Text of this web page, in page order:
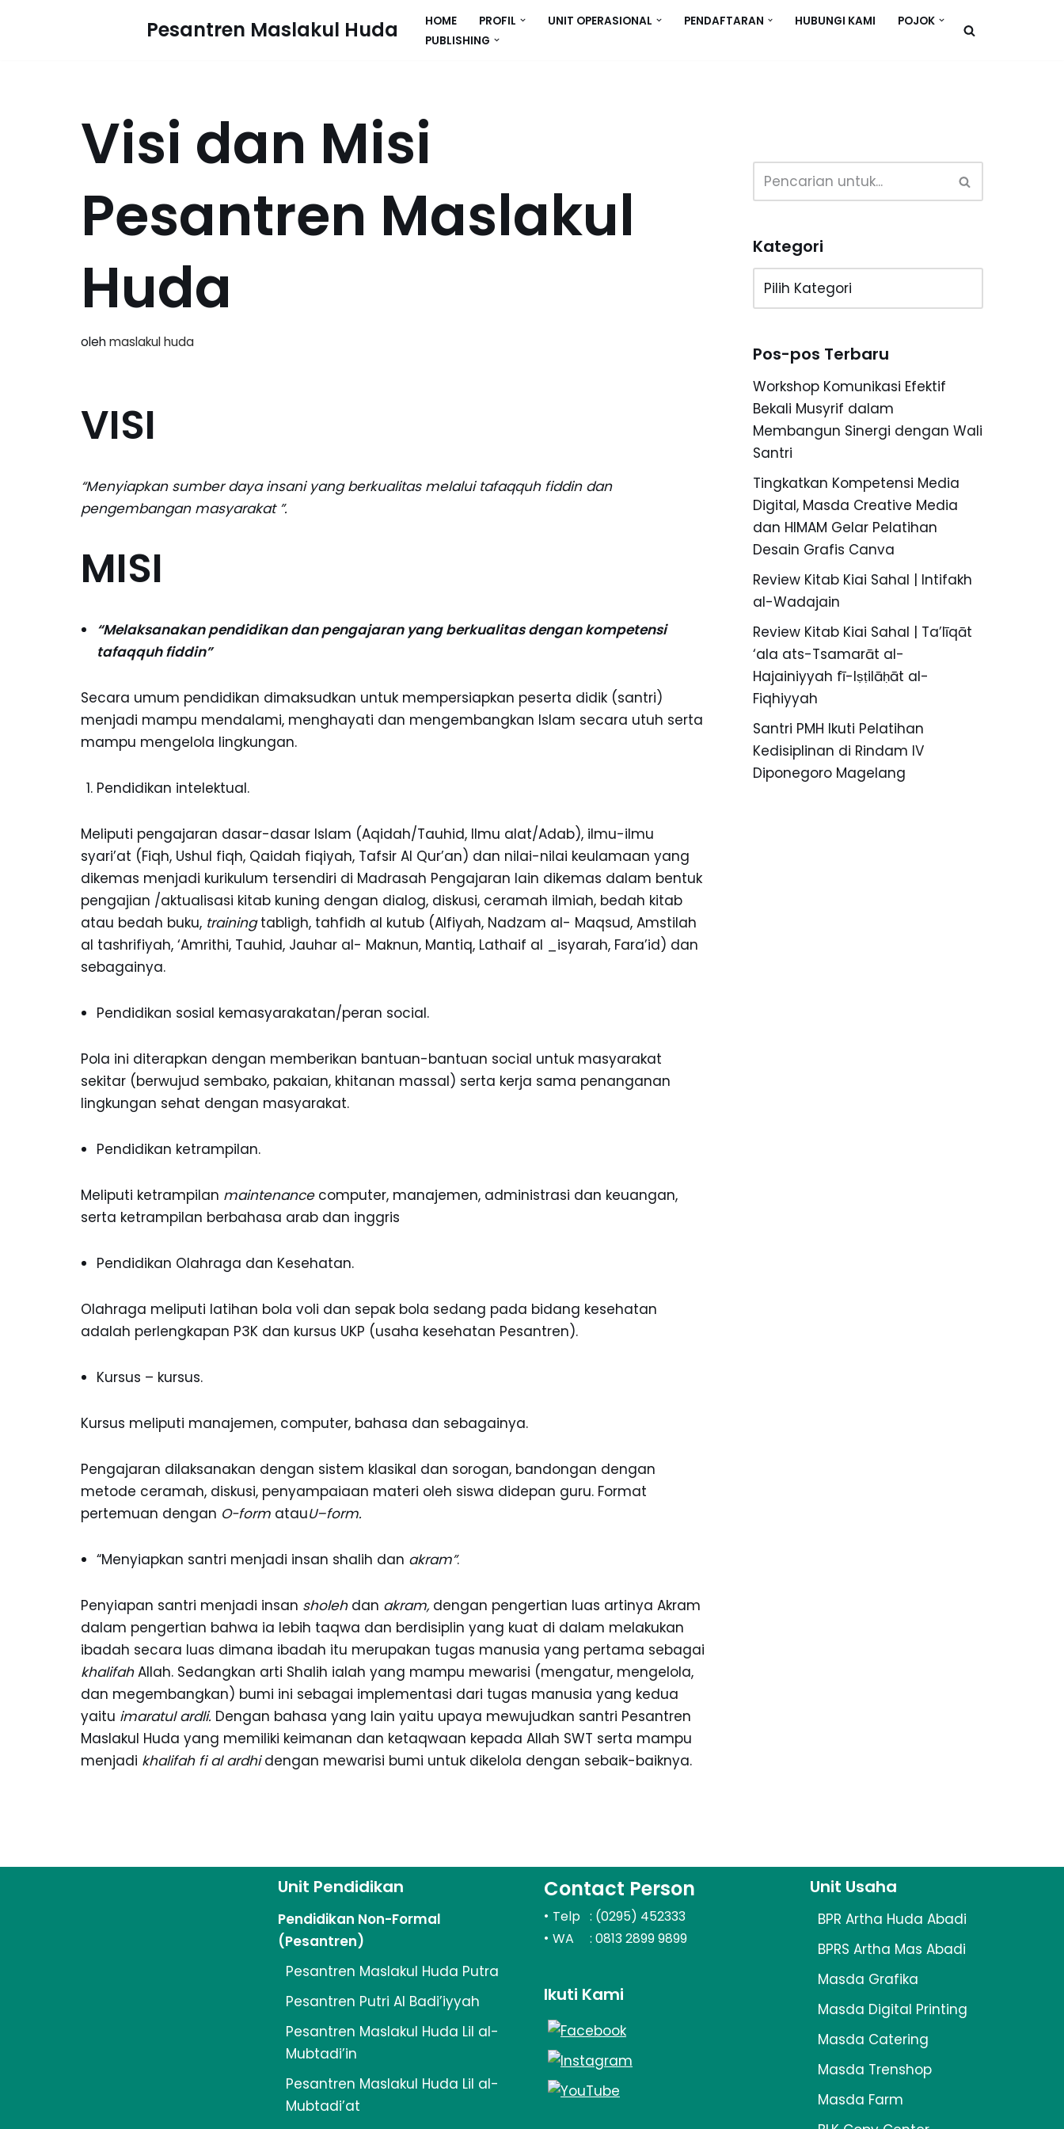
Pesantren Maslakul Huda HOME PROFIL UNIT OPERASIONAL PENDAFTARAN HUBUNGI KAMI
POJOK
PUBLISHING
Visi dan Misi
Pesantren Maslakul
Huda
olehmaslakul huda
VISI
“Menyiapkan sumber daya insani yang berkualitas melalui tafaqquh fiddin dan
pengembangan masyarakat ”.
MISI
“Melaksanakan pendidikan dan pengajaran yang berkualitas dengan kompetensi
tafaqquh fiddin”
Secara umum pendidikan dimaksudkan untuk mempersiapkan peserta didik (santri)
menjadi mampu mendalami, menghayati dan mengembangkan Islam secara utuh serta
mampu mengelola lingkungan.
Pendidikan intelektual.
Meliputi pengajaran dasar-dasar Islam (Aqidah/Tauhid, Ilmu alat/Adab), ilmu-ilmu
syari’at (Fiqh, Ushul fiqh, Qaidah fiqiyah, Tafsir Al Qur’an) dan nilai-nilai keulamaan yang
dikemas menjadi kurikulum tersendiri di Madrasah Pengajaran lain dikemas dalam bentuk
pengajian /aktualisasi kitab kuning dengan dialog, diskusi, ceramah ilmiah, bedah kitab
atau bedah buku, trainingtabligh, tahfidh al kutub (Alfiyah, Nadzam al- Maqsud, Amstilah
al tashrifiyah, ‘Amrithi, Tauhid, Jauhar al- Maknun, Mantiq, Lathaif al _isyarah, Fara’id) dan
sebagainya.
Pendidikan sosial kemasyarakatan/peran social.
Pola ini diterapkan dengan memberikan bantuan-bantuan social untuk masyarakat
sekitar (berwujud sembako, pakaian, khitanan massal) serta kerja sama penanganan
lingkungan sehat dengan masyarakat.
Pendidikan ketrampilan.
Meliputi ketrampilan maintenance computer, manajemen, administrasi dan keuangan,
serta ketrampilan berbahasa arab dan inggris
Pendidikan Olahraga dan Kesehatan.
Olahraga meliputi latihan bola voli dan sepak bola sedang pada bidang kesehatan
adalah perlengkapan P3K dan kursus UKP (usaha kesehatan Pesantren).
Kursus – kursus.
Kursus meliputi manajemen, computer, bahasa dan sebagainya.
Pengajaran dilaksanakan dengan sistem klasikal dan sorogan, bandongan dengan
metode ceramah, diskusi, penyampaiaan materi oleh siswa didepan guru. Format
pertemuan dengan O-form atauU–form.
“Menyiapkan santri menjadi insan shalih dan akram”.
Penyiapan santri menjadi insan sholehdan akram, dengan pengertian luas artinya Akram
dalam pengertian bahwa ia lebih taqwa dan berdisiplin yang kuat di dalam melakukan
ibadah secara luas dimana ibadah itu merupakan tugas manusia yang pertama sebagai
khalifahAllah. Sedangkan arti Shalih ialah yang mampu mewarisi (mengatur, mengelola,
dan megembangkan) bumi ini sebagai implementasi dari tugas manusia yang kedua
yaitu imaratul ardli. Dengan bahasa yang lain yaitu upaya mewujudkan santri Pesantren
Maslakul Huda yang memiliki keimanan dan ketaqwaan kepada Allah SWT serta mampu
menjadi khalifah fi al ardhidengan mewarisi bumi untuk dikelola dengan sebaik-baiknya.
Kategori
Pos-pos Terbaru
Workshop Komunikasi Efektif
Bekali Musyrif dalam
Membangun Sinergi dengan Wali
Santri
Tingkatkan Kompetensi Media
Digital, Masda Creative Media
dan HIMAM Gelar Pelatihan
Desain Grafis Canva
Review Kitab Kiai Sahal | Intifakh
al-Wadajain
Review Kitab Kiai Sahal | Ta’līqāt
‘ala ats-Tsamarāt al-
Hajainiyyah fī-Iṣṭilāḥāt al-
Fiqhiyyah
Santri PMH Ikuti Pelatihan
Kedisiplinan di Rindam IV
Diponegoro Magelang
Unit Pendidikan
Pendidikan Non-Formal
(Pesantren)
Pesantren Maslakul Huda Putra
Pesantren Putri Al Badi’iyyah
Pesantren Maslakul Huda Lil al-
Mubtadi’in
Pesantren Maslakul Huda Lil al-
Mubtadi’at
Contact Person
• Telp : (0295) 452333
• WA : 0813 2899 9899
Ikuti Kami
Unit Usaha
BPR Artha Huda Abadi
BPRS Artha Mas Abadi
Masda Grafika
Masda Digital Printing
Masda Catering
Masda Trenshop
Masda Farm